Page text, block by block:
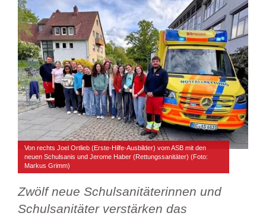
Von rechts Joel Ortlieb (Erste-Hilfe-Ausbilder) vom ASB mit den
neuen Schulsanis und Jerome Haber (Rettungssanitäter) (Foto:
Markus Grimm)
Zwölf neue Schulsanitäterinnen und
Schulsanitäter verstärken das